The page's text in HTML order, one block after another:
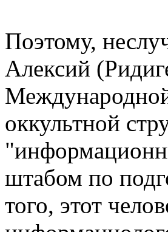
Поэтому,
Алексий
оккультной
штабом по
того, этот